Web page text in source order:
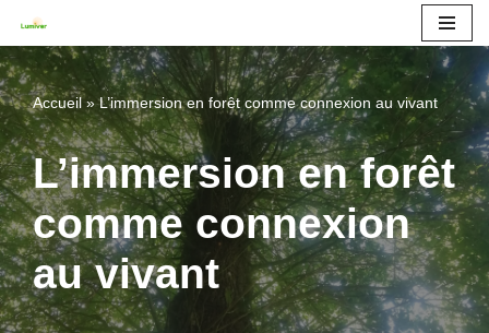
Aller
au
contenu
Accueil»L’immersion en forêt comme connexion au vivant
L’immersion en forêt
comme connexion
au vivant